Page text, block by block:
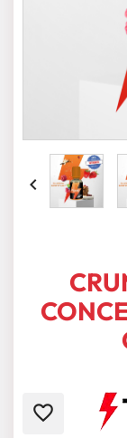

favorite_border